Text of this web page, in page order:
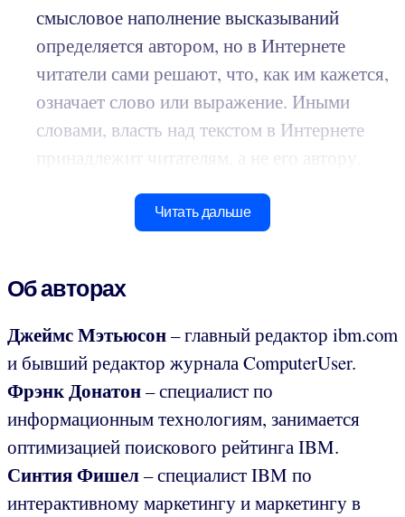
смысловое наполнение высказываний
определяется автором, но в Интернете
читатели сами решают, что, как им кажется,
означает слово или выражение. Иными
словами, власть над текстом в Интернете
Читать дальше
Об авторах
Джеймс Мэтьюсон– главный редактор ibm.com
и бывший редактор журнала ComputerUser.
Фрэнк Донатон– специалист по
информационным технологиям, занимается
оптимизацией поискового рейтинга IBM.
Синтия Фишел– специалист IBM по
интерактивному маркетингу и маркетингу в